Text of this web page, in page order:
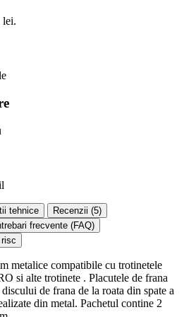
lei.
tehnice Recenzii (5)
frecvente (FAQ)
metalice compatibile cu trotinetele
si alte trotinete . Placutele de frana
de frana de la roata din spate a
din metal. Pachetul contine 2